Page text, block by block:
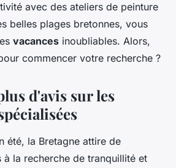
avec des ateliers de peinture
belles plages bretonnes, vous
vacances inoubliables. Alors,
commencer votre recherche ?
d'avis sur les
été, la Bretagne attire de
à la recherche de tranquillité et